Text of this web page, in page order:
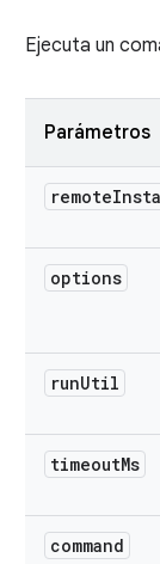
Ejecuta un
Parámetros
remote
options
runUtil
timeoutMs
command